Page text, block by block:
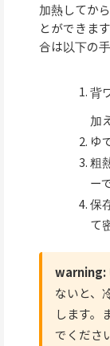
加熱してか
とができま
合は以下の
背
加
ゆ
粗
ー
保
て
warning:
ないと、
します。
でくださ